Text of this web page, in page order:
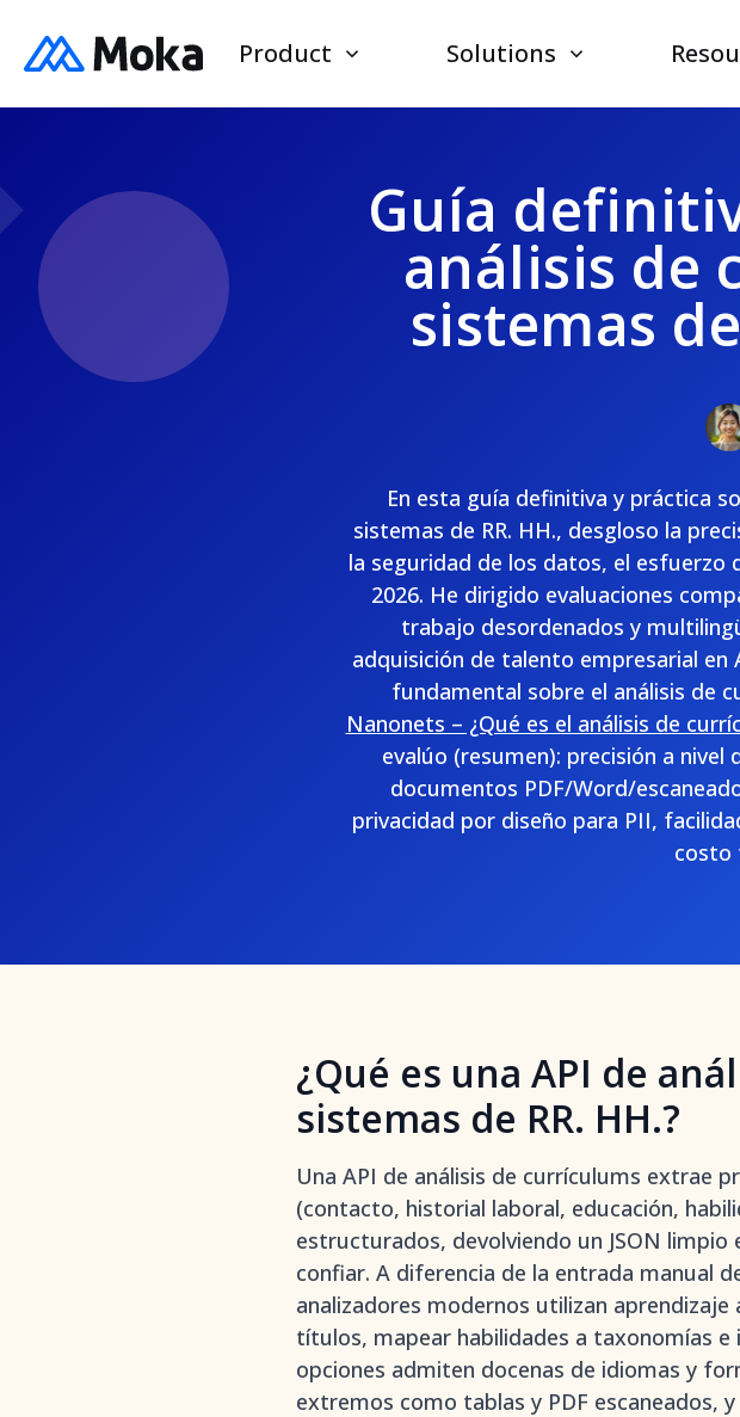
Product Solutions
Guía
análisis de
sistemas
En esta guía definitiva y práctica
sistemas de RR. HH., desgloso la
la seguridad de los datos, el esfuerzo
2026. He dirigido evaluaciones
trabajo desordenados y
adquisición de talento empresarial en
fundamental sobre el análisis de
Nanonets – ¿Qué es el análisis de
evalúo (resumen): precisión a
documentos PDF/Word/
privacidad por diseño para PII,
costo
¿Qué es una API de
sistemas de RR. HH.?
Una API de análisis de currículums extrae
(contacto, historial laboral, educación,
estructurados, devolviendo un JSON limpio
confiar. A diferencia de la entrada manual
analizadores modernos utilizan
títulos, mapear habilidades a taxonomías
opciones admiten docenas de idiomas y
extremos como tablas y PDF escaneados,